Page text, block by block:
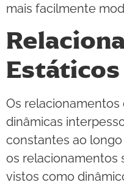
mais facilmente
Estáticos
Os
dinâmicas
constantes ao
os
vistos como